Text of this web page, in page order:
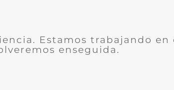
Estamos trabajando en
enseguida.